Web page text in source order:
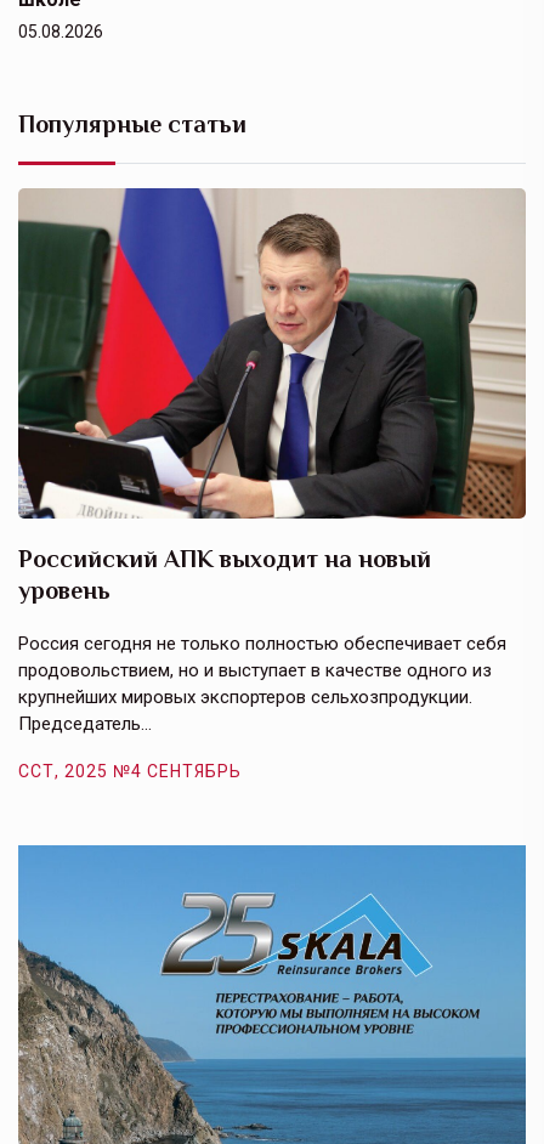
05.08.2026
Популярные статьи
Российский АПК выходит на новый
уровень
Россия сегодня не только полностью обеспечивает себя
продовольствием, но и выступает в качестве одного из
крупнейших мировых экспортеров сельхозпродукции.
Председатель…
ССТ, 2025 №4 СЕНТЯБРЬ